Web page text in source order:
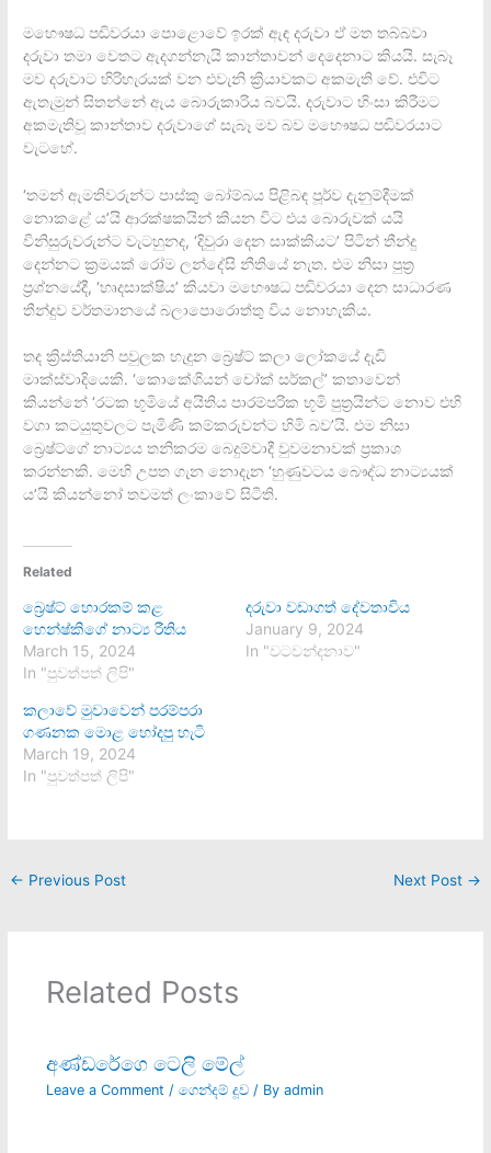
මහෞෂධ පඬිවරයා පොළොවේ ඉරක් ඇඳ දරුවා ඒ මත තබ්බවා
දරුවා තමා වෙතට ඇදගන්නැයි කාන්තාවන් දෙදෙනාට කියයි. සැබෑ
මව දරුවාට හිරිහැරයක් වන එවැනි ක්‍රියාවකට අකමැති වේ. එවිට
ඇතැමුන් සිතන්නේ ඇය බොරුකාරිය බවයි. දරුවාට හිංසා කිරීමට
අකමැතිවූ කාන්තාව දරුවාගේ සැබෑ මව බව මහෞෂධ පඬිවරයාට
වැටහේ.
‘තමන් ඇමතිවරුන්ට පාස්කු බෝම්බය පිළිබඳ පූර්ව දැනුම්දීමක්
නොකළේ ය’යි ආරක්ෂකයින් කියන විට එය බොරුවක් යයි
විනිසුරුවරුන්ට වැටහුනද, ‘දිවුරා දෙන සාක්කියට’ පිටින් තීන්දු
දෙන්නට ක්‍රමයක් රෝම ලන්දේසි නීතියේ නැත. එම නිසා පුත්‍ර
ප්‍රශ්නයේදී, ‘හෘදසාක්ෂිය’ කියවා මහෞෂධ පඬිවරයා දෙන සාධාරණ
තීන්දුව වර්තමානයේ බලාපොරොත්තු විය නොහැකිය.
තද ක්‍රිස්තියානි පවුලක හැදුන බ්‍රෙෂ්ට් කලා ලෝකයේ දැඩි
මාක්ස්වාදියෙකි. ‘කොකේශියන් චෝක් සර්කල්’ කතාවෙන්
කියන්නේ ‘රටක භූමියේ අයිතිය පාරම්පරික භූමි පුත්‍රයින්ට නොව එහි
වගා කටයුතුවලට පැමිණි කම්කරුවන්ට හිමි බව’යි. එම නිසා
බ්‍රෙෂ්ට්ගේ නාට්‍යය තනිකරම බෙදුම්වාදී වුවමනාවක් ප්‍රකාශ
කරන්නකි. මෙහි උපත ගැන නොදැන ‘හුණුවටය බෞද්ධ නාට්‍යයක්
ය’යි කියන්නෝ තවමත් ලංකාවේ සිටිති.
Related
බ්‍රෙෂ්ට් හොරකම් කළ
හෙන්ෂ්කිගේ නාට්‍ය රීතිය
March 15, 2024
In "පුවත්පත් ලිපි"
දරුවා වඩාගත් දේවතාවිය
January 9, 2024
In "වටවන්දනාව"
කලාවේ මුවාවෙන් පරම්පරා
ගණනක මොළ හෝදපු හැටි
March 19, 2024
In "පුවත්පත් ලිපි"
← Previous Post Next Post →
Related Posts
අණ්ඩරේගෙ ටෙලි මේල්
Leave a Comment / ගෙන්දම් දූව/ By admin